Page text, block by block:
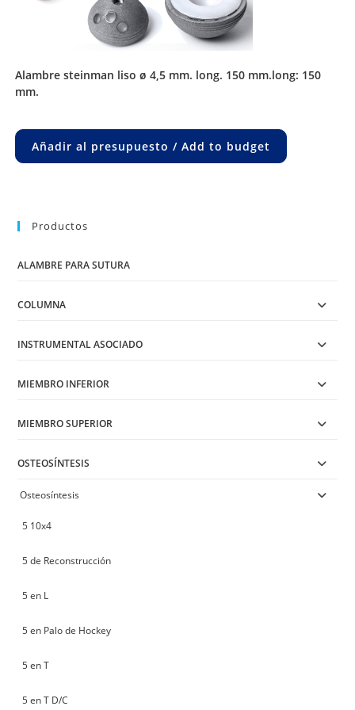
alambre steinman liso ø 4,5 mm. long. 150 mm.long: 150
mm.
Añadir al presupuesto / Add to budget
Productos
ALAMBRE PARA SUTURA
COLUMNA
INSTRUMENTAL ASOCIADO
MIEMBRO INFERIOR
MIEMBRO SUPERIOR
OSTEOSÍNTESIS
Osteosíntesis
5 10x4
5 de Reconstrucción
5 en L
5 en Palo de Hockey
5 en T
5 en T D/C